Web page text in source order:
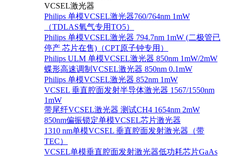
VCSEL激光器
Philips 单模VCSEL激光器760/764nm 1mW
（TDLAS氧气专用TO5）
Philips 单模VCSEL激光器 794.7nm 1mW (二极管已
停产 芯片在售)（CPT原子钟专用）
Philips ULM 单模VCSEL激光器 850nm 1mW/2mW
蝶形高速调制VCSEL激光器 850nm 0.1mW
Philips 单模VCSEL激光器 852nm 1mW
VCSEL 垂直腔面发射半导体激光器 1567/1550nm
1mW
带尾纤VCSEL激光器 测试CH4 1654nm 2mW
850nm偏振锁定单模VCSEL芯片激光器
1310 nm单模VCSEL 垂直腔面发射激光器（带
TEC）
VCSEL单模垂直腔面发射激光器低功耗芯片GaAs